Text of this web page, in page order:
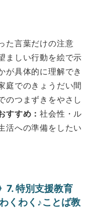
た言葉だけの注意
ましい行動を絵で示
が具体的に理解でき
庭でのきょうだい間
のつまずきをやさし
すすめ：社会性・ル
活への準備をしたい
7. 特別支援教育
くわく♪ことば教